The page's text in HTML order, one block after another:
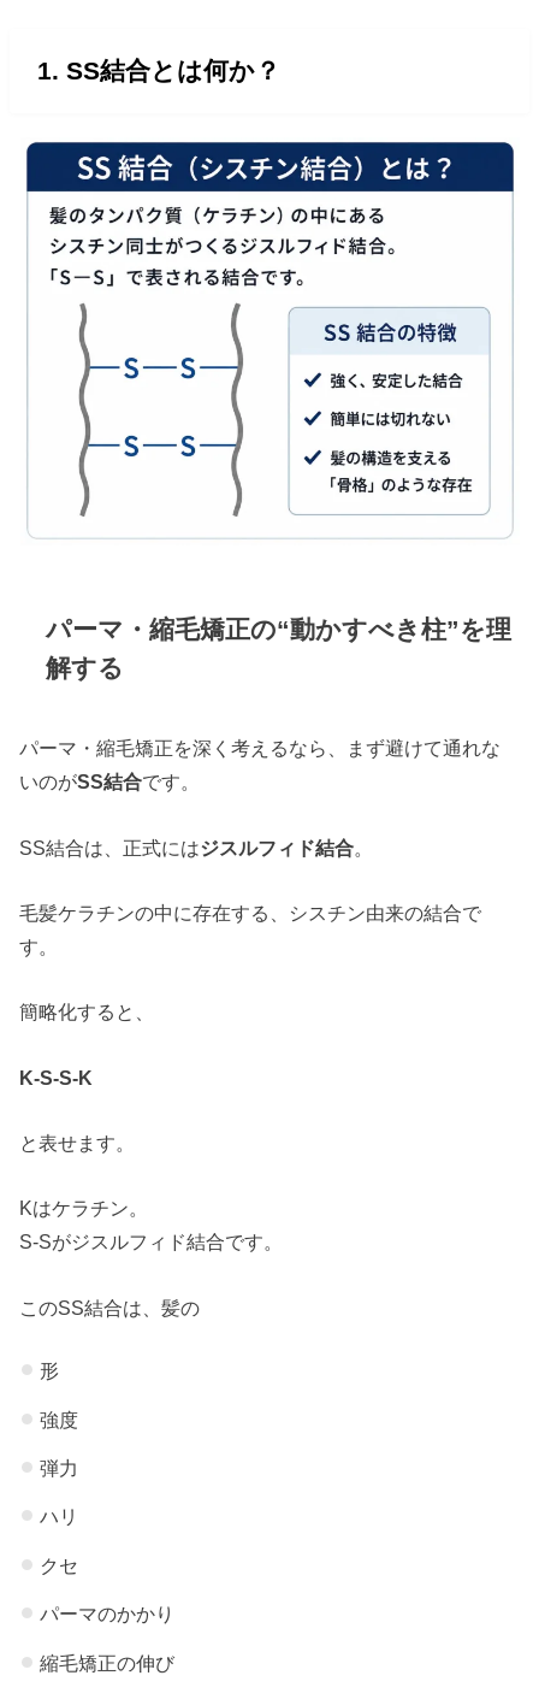
1. SS結合とは何か？
パーマ・縮毛矯正の“動かすべき柱”を理
解する
パーマ・縮毛矯正を深く考えるなら、まず避けて通れな
いのがSS結合です。
SS結合は、正式にはジスルフィド結合
毛髪ケラチンの中に存在する、シスチン由来の結合で
す。
簡略化すると、
K-S-S-K
と表せます。
Kはケラチン。
S-Sがジスルフィド結合です。
このSS結合は、髪の
形
強度
弾力
ハリ
クセ
パーマのかかり
縮毛矯正の伸び